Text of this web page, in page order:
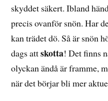
skyddet säkert. Ibland
precis ovanför snön. Har
kan trädet dö. Så är snön
dags attskotta! Det finns
olyckan ändå är framme,
när det börjar bli mer